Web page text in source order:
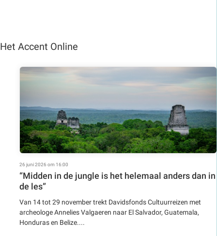
Het Accent Online
26 juni 2026 om 16:00
“Midden in de jungle is het helemaal anders dan in
de les”
Van 14 tot 29 november trekt Davidsfonds Cultuurreizen met
archeologe Annelies Valgaeren naar El Salvador, Guatemala,
Honduras en Belize....